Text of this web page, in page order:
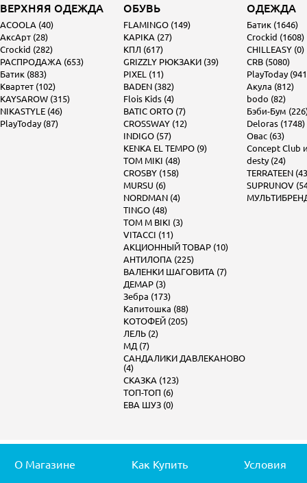
ВЕРХНЯЯ ОДЕЖДА
ACOOLA (40)
АксАрт (28)
Crockid (282)
РАСПРОДАЖА (653)
Батик (883)
Квартет (102)
KAYSAROW (315)
NIKASTYLE (46)
PlayToday (87)
ОБУВЬ
FLAMINGO (149)
KAPIKA (27)
КПЛ (617)
GRIZZLY РЮКЗАКИ (39)
PIXEL (11)
BADEN (382)
Flois Kids (4)
BATIC ORTO (7)
CROSSWAY (12)
INDIGO (57)
KENKA EL TEMPO (9)
TOM MIKI (48)
CROSBY (158)
MURSU (6)
NORDMAN (4)
TINGO (48)
TOM M BIKI (3)
VITACCI (11)
АКЦИОННЫЙ ТОВАР (10)
АНТИЛОПА (225)
ВАЛЕНКИ ШАГОВИТА (7)
ДЕМАР (3)
Зебра (173)
Капитошка (88)
КОТОФЕЙ (205)
ЛЕЛЬ (2)
МД (7)
САНДАЛИКИ ДАВЛЕКАНОВО
(4)
СКАЗКА (123)
ТОП-ТОП (6)
ЕВА ШУЗ (0)
ОДЕЖДА
Батик (1646)
Crockid (1608)
CHILLEASY (0)
CRB (5080)
PlayToday
Акула (812)
bodo (82)
Бэби-Бум
Deloras (1748)
Овас (63)
Concept Club
desty (24)
TERRATEEN
SUPRUNOV
О Магазине Как Купить Условия